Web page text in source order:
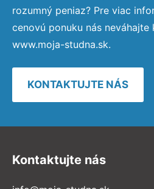
rozumný peniaz? Pre viac
cenovú ponuku nás
www.moja-studna.sk.
KONTAKTUJTE NÁS
Kontaktujte nás